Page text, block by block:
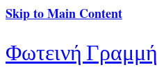
Skip to Main Content
Φωτεινή Γραμμή